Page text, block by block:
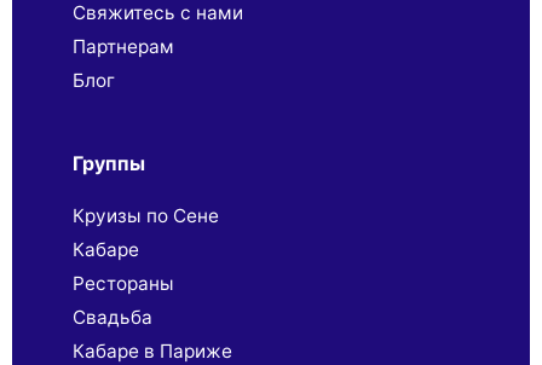
Свяжитесь с нами
Партнерaм
Блог
Группы
Круизы по Сене
Кабаре
Рестораны
Свадьба
Кабаре в Париже